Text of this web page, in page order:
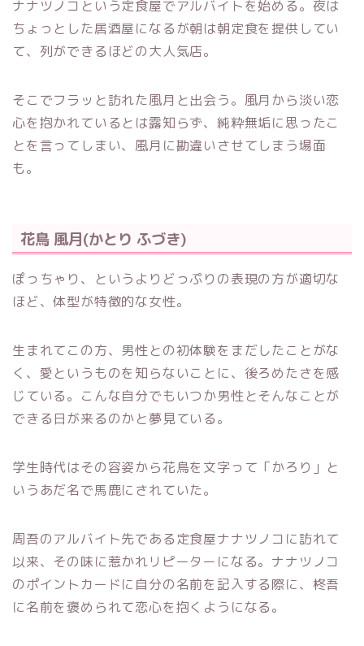
ナナツノコという定食屋でアルバイトを始める。夜は
ちょっとした居酒屋になるが朝は朝定食を提供してい
て、列ができるほどの大人気店。
そこでフラッと訪れた風月と出会う。風月から淡い恋
心を抱かれているとは露知らず、純粋無垢に思ったこ
とを言ってしまい、風月に勘違いさせてしまう場面
も。
花鳥 風月(かとり ふづき)
ぽっちゃり、というよりどっぷりの表現の方が適切な
ほど、体型が特徴的な女性。
生まれてこの方、男性との初体験をまだしたことがな
く、愛というものを知らないことに、後ろめたさを感
じている。こんな自分でもいつか男性とそんなことが
できる日が来るのかと夢見ている。
学生時代はその容姿から花鳥を文字って「かろり」と
いうあだ名で馬鹿にされていた。
周吾のアルバイト先である定食屋ナナツノコに訪れて
以来、その味に惹かれリピーターになる。ナナツノコ
のポイントカードに自分の名前を記入する際に、柊吾
に名前を褒められて恋心を抱くようになる。